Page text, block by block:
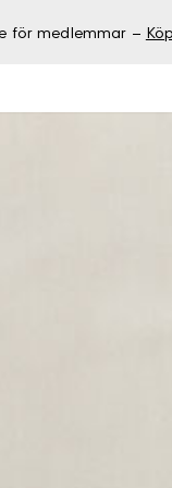
för medlemmar –